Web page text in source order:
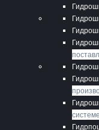
системе